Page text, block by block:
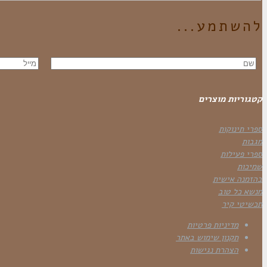
להשתמע...
קטגוריות מוצרים
ספרי תינוקות
מגבות
ספרי פעילות
שמיכות
בהזמנה אישית
מנשא כל טוב
תכשיטי קיר
מדיניות פרטיות
תקנון שימוש באתר
הצהרת נגישות